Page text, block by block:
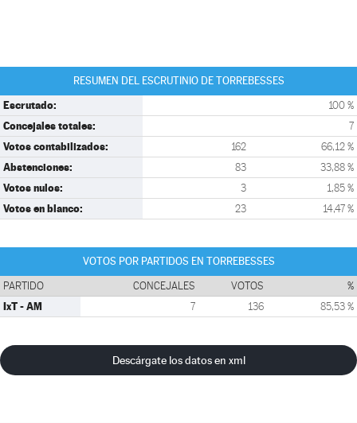
RESUMEN DEL ESCRUTINIO DE TORREBESSES
Escrutado: 100 %
Concejales totales: 7
Votos contabilizados: 162 66,12 %
Abstenciones: 83 33,88 %
Votos nulos: 3 1,85 %
Votos en blanco: 23 14,47 %
VOTOS POR PARTIDOS EN TORREBESSES
PARTIDO CONCEJALES VOTOS %
IxT - AM 7 136 85,53 %
Descárgate los datos en xml